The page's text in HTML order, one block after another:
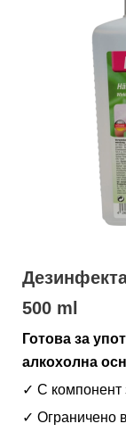
500 ml
Готова за
алкохолна
✓ С компонент
✓ Ограничено